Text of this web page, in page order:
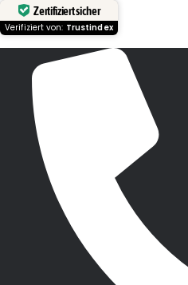
Zertifiziert sicher
Verifiziert von: Trustindex